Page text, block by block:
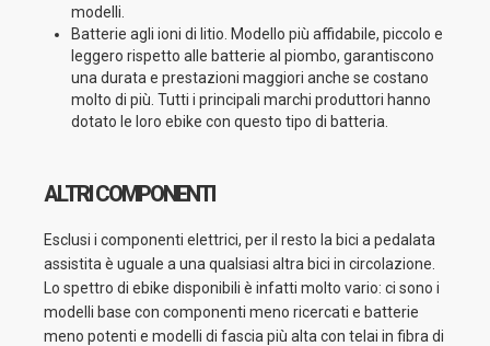
modelli.
Batterie agli ioni di litio. Modello più affidabile, piccolo e
leggero rispetto alle batterie al piombo, garantiscono
una durata e prestazioni maggiori anche se costano
molto di più. Tutti i principali marchi produttori hanno
dotato le loro ebike con questo tipo di batteria.
ALTRI COMPONENTI
Esclusi i componenti elettrici, per il resto la bici a pedalata
assistita è uguale a una qualsiasi altra bici in circolazione.
Lo spettro di ebike disponibili è infatti molto vario: ci sono i
modelli base con componenti meno ricercati e batterie
meno potenti e modelli di fascia più alta con telai in fibra di